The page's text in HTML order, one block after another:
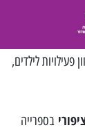
לילדים,
בספרייה